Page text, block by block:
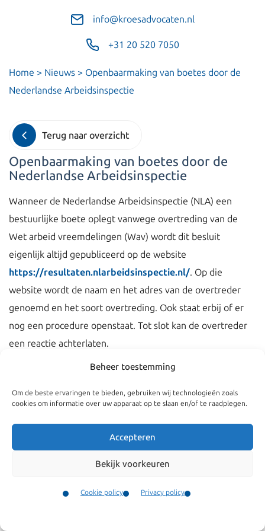
Beheer toestemming
Om de beste ervaringen te bieden, gebruiken wij technologieën zoals
cookies om informatie over uw apparaat op te slaan en/of te raadplegen.
Accepteren
Bekijk voorkeuren
Cookie policy Privacy policy
info@kroesadvocaten.nl
+31 20 520 7050
Home > Nieuws > Openbaarmaking van boetes door de
Nederlandse Arbeidsinspectie
Terug naar overzicht
Openbaarmaking van boetes door de
Nederlandse Arbeidsinspectie
Wanneer de Nederlandse Arbeidsinspectie (NLA) een
bestuurlijke boete oplegt vanwege overtreding van de
Wet arbeid vreemdelingen (Wav) wordt dit besluit
eigenlijk altijd gepubliceerd op de website
https://resultaten.nlarbeidsinspectie.nl/. Op die
website wordt de naam en het adres van de overtreder
genoemd en het soort overtreding. Ook staat erbij of er
nog een procedure openstaat. Tot slot kan de overtreder
een reactie achterlaten.
Publicatie van de boete is pas toegestaan nadat de boete
is opgelegd. Dat geeft de overtreder namelijk tijd om de
rechter te vragen om publicatie te verbieden. Daar over is
op 29 april 2026 een interessante uitspraak gedaan
door de Raad van State
De Raad van State heeft geoordeeld dat publicatie niet
zomaar mag zolang er nog een procedure loopt tegen het